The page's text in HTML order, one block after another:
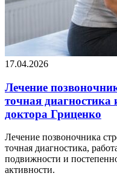
17.04.2026
Лечение
точная диагностика
доктора Гриценко
Лечение позвоночника
точная диагностика,
подвижности и
активности.